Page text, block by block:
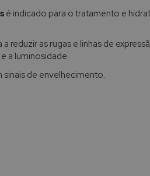
é indicado para o tratamento e
reduzir as rugas e linhas de
a luminosidade.
de envelhecimento.